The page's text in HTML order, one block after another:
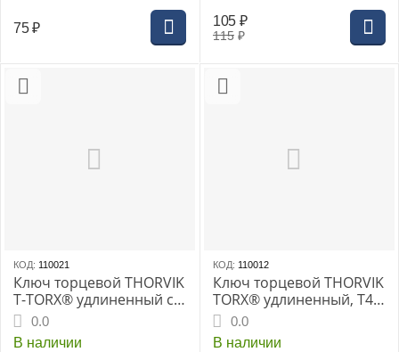
75 ₽ 115 ₽
105 ₽
КОД: 110021
Ключ торцевой THORVIK
T-TORX® удлиненный с
центрированным
штифтом, T50H TTKL50
0.0
В наличии
КОД: 110012
Ключ торцевой THORVIK
TORX® удлиненный, T45
TKL45
0.0
В наличии